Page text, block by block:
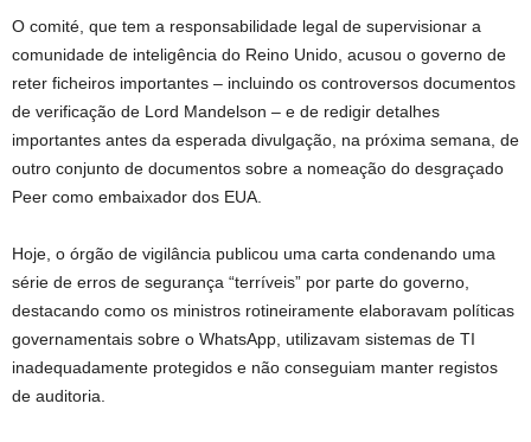
O comité, que tem a responsabilidade legal de supervisionar a
comunidade de inteligência do Reino Unido, acusou o governo de
reter ficheiros importantes – incluindo os controversos documentos
de verificação de Lord Mandelson – e de redigir detalhes
importantes antes da esperada divulgação, na próxima semana, de
outro conjunto de documentos sobre a nomeação do desgraçado
Peer como embaixador dos EUA.
Hoje, o órgão de vigilância publicou uma carta condenando uma
série de erros de segurança “terríveis” por parte do governo,
destacando como os ministros rotineiramente elaboravam políticas
governamentais sobre o WhatsApp, utilizavam sistemas de TI
inadequadamente protegidos e não conseguiam manter registos
de auditoria.